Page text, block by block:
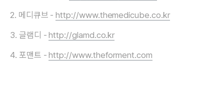
2. 메디큐브 -http://www.themedicube.co.kr
3. 글램디 -http://glamd.co.kr
4. 포맨트 -http://www.theforment.com